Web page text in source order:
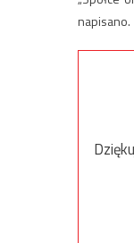
napisano.